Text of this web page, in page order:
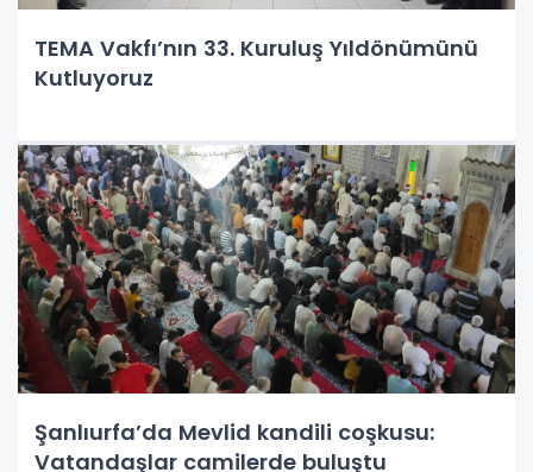
TEMA Vakfı’nın 33. Kuruluş Yıldönümünü
Kutluyoruz
Şanlıurfa’da Mevlid kandili coşkusu:
Vatandaşlar camilerde buluştu